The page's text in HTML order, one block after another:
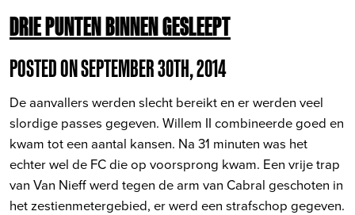
DRIE PUNTEN BINNEN GESLEEPT
POSTED ON SEPTEMBER 30TH, 2014
De aanvallers werden slecht bereikt en er werden veel
slordige passes gegeven. Willem II combineerde goed en
kwam tot een aantal kansen. Na 31 minuten was het
echter wel de FC die op voorsprong kwam. Een vrije trap
van Van Nieff werd tegen de arm van Cabral geschoten in
het zestienmetergebied, er werd een strafschop gegeven.